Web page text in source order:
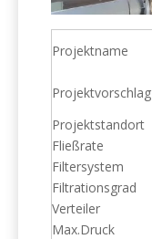
Projektname
Projektvorschlag
Projektstandort
Fließrate
Filtersystem
Filtrationsgrad
Verteiler
Max.Druck